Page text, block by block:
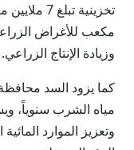
وزيادة الإنتاج الزراعي.
مياه الشرب سنوياً،
وتعزيز الموارد